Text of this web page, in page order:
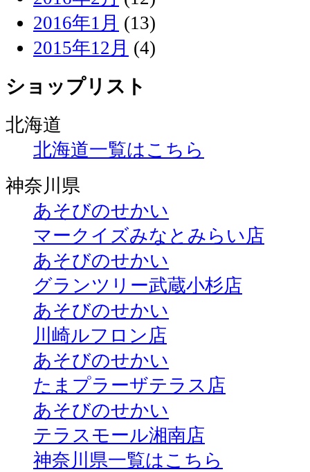
2016年1月 (13)
2015年12月 (4)
ショップリスト
北海道
北海道一覧はこちら
神奈川県
あそびのせかい
マークイズみなとみらい店
あそびのせかい
グランツリー武蔵小杉店
あそびのせかい
川崎ルフロン店
あそびのせかい
たまプラーザテラス店
あそびのせかい
テラスモール湘南店
神奈川県一覧はこちら